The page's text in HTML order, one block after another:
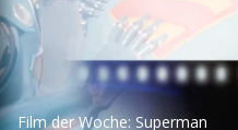
Film der Woche: Superman